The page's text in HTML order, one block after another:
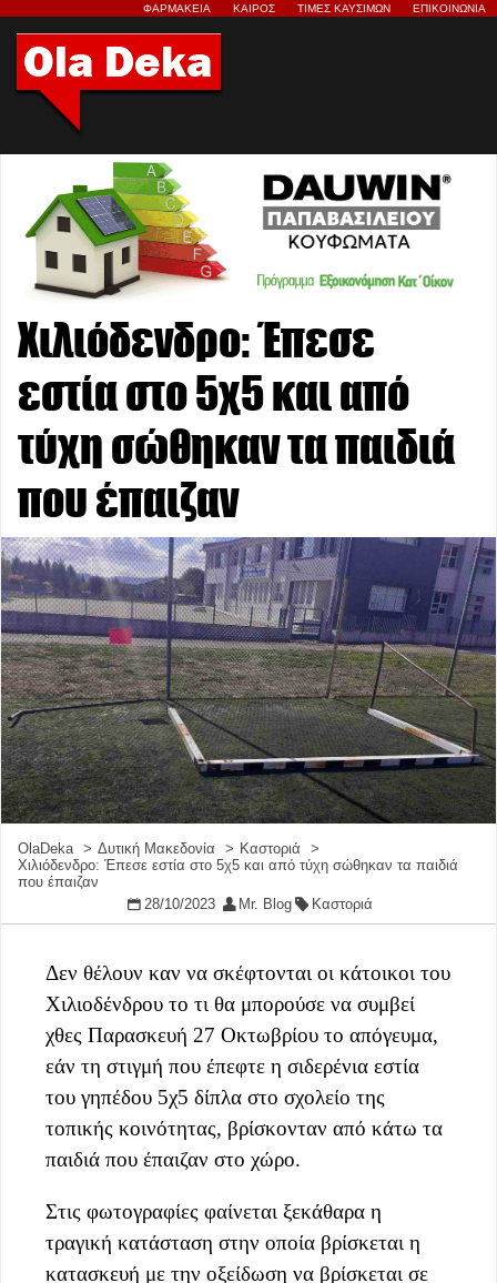
ΦΑΡΜΑΚΕΙΑ ΚΑΙΡΟΣ ΤΙΜΕΣ ΚΑΥΣΙΜΩΝ ΕΠΙΚΟΙΝΩΝΙΑ
Χιλιόδενδρο: Έπεσε
εστία στο 5χ5 και από
τύχη σώθηκαν τα παιδιά
που έπαιζαν
OlaDeka Δυτική Μακεδονία
Καστοριά
Χιλιόδενδρο: Έπεσε εστία στο 5χ5 και από τύχη σώθηκαν τα παιδιά
που έπαιζαν
28/10/2023
Mr. Blog Καστοριά
Δεν θέλουν καν να σκέφτονται οι κάτοικοι του
Χιλιοδένδρου το τι θα μπορούσε να συμβεί
χθες Παρασκευή 27 Οκτωβρίου το απόγευμα,
εάν τη στιγμή που έπεφτε η σιδερένια εστία
του γηπέδου 5χ5 δίπλα στο σχολείο της
τοπικής κοινότητας, βρίσκονταν από κάτω τα
παιδιά που έπαιζαν στο χώρο.
Στις φωτογραφίες φαίνεται ξεκάθαρα η
τραγική κατάσταση στην οποία βρίσκεται η
κατασκευή με την οξείδωση να βρίσκεται σε